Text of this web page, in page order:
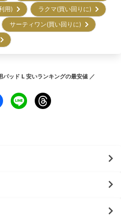
利用)
ラクマ(買い回りに)
サーティワン(買い回りに)
パッド L 安いランキングの最安値 ／